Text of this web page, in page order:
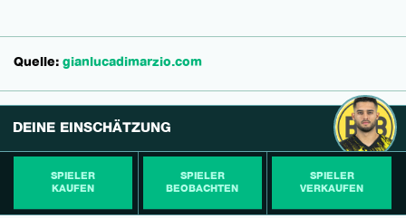
Quelle: gianlucadimarzio.com
DEINE EINSCHÄTZUNG
SPIELER
KAUFEN
SPIELER
BEOBACHTEN
SPIELER
VERKAUFEN